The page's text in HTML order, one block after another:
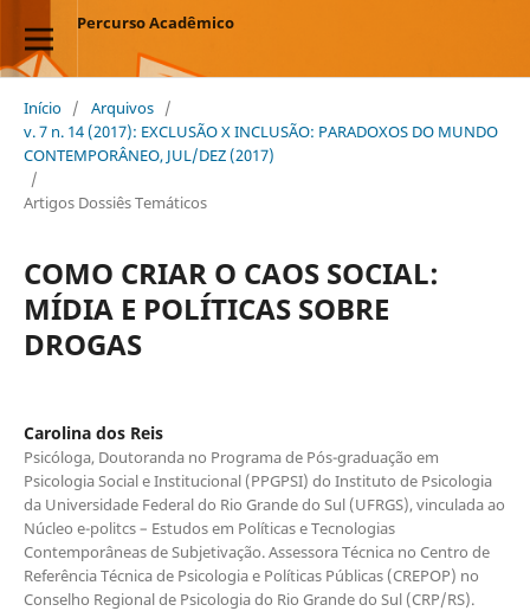
Percurso Acadêmico
Início / Arquivos /
v. 7 n. 14 (2017): EXCLUSÃO X INCLUSÃO: PARADOXOS DO MUNDO
CONTEMPORÂNEO, JUL/DEZ (2017)
/
Artigos Dossiês Temáticos
COMO CRIAR O CAOS SOCIAL:
MÍDIA E POLÍTICAS SOBRE
DROGAS
Carolina dos Reis
Psicóloga, Doutoranda no Programa de Pós-graduação em
Psicologia Social e Institucional (PPGPSI) do Instituto de Psicologia
da Universidade Federal do Rio Grande do Sul (UFRGS), vinculada ao
Núcleo e-politcs – Estudos em Políticas e Tecnologias
Contemporâneas de Subjetivação. Assessora Técnica no Centro de
Referência Técnica de Psicologia e Políticas Públicas (CREPOP) no
Conselho Regional de Psicologia do Rio Grande do Sul (CRP/RS).